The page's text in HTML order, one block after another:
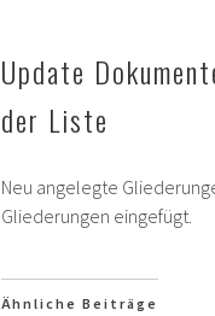
Update
der Liste
Neu angelegte
Gliederungen eingefügt.
Ähnliche Beiträge